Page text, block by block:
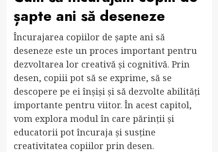
șapte ani să deseneze
Încurajarea copiilor de șapte ani să
deseneze este un proces important pentru
dezvoltarea lor creativă și cognitivă. Prin
desen, copiii pot să se exprime, să se
descopere pe ei înșiși și să dezvolte abilități
importante pentru viitor. În acest capitol,
vom explora modul în care părinții și
educatorii pot încuraja și susține
creativitatea copiilor prin desen.